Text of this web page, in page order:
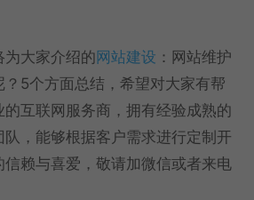
为大家介绍的 网站建设 ：网站维护
5个方面总结，希望对大家有帮
互联网服务商，拥有经验成熟的
队，能够根据客户需求进行定制开
赖与喜爱，敬请加微信或者来电